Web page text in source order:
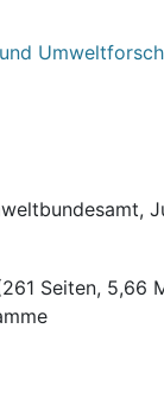
Seiten, 5,66